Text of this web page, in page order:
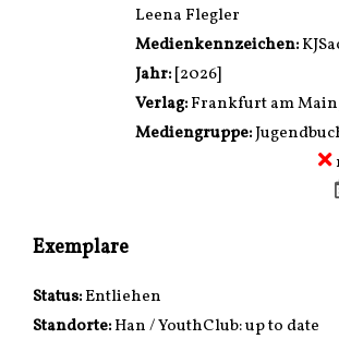
Leena Flegler
Medienkennzeichen:
Jahr: [2026]
Verlag:Frankfurt am
Mediengruppe:
Exemplare
Status:Entliehen
Standorte:Han / YouthClub: up to date